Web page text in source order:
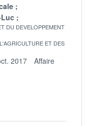
Luc
DU DEVELOPPEMENT
ET DES
2017
Affaire